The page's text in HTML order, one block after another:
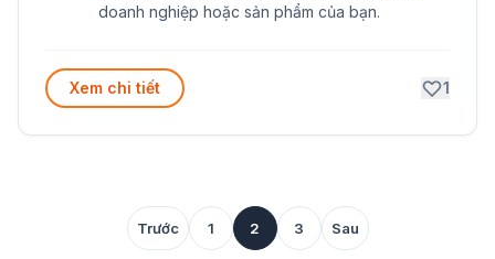
doanh nghiệp hoặc sản phẩm của bạn.
Xem chi tiết 1
Trước 1 2 3 Sau